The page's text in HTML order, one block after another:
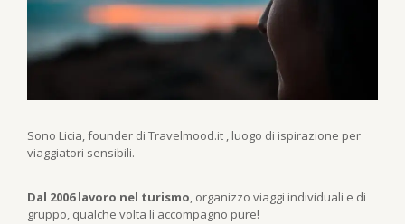
Sono Licia, founder di Travelmood.it , luogo di ispirazione per
viaggiatori sensibili.
Dal 2006 lavoro nel turismo, organizzo viaggi individuali e di
gruppo, qualche volta li accompagno pure!